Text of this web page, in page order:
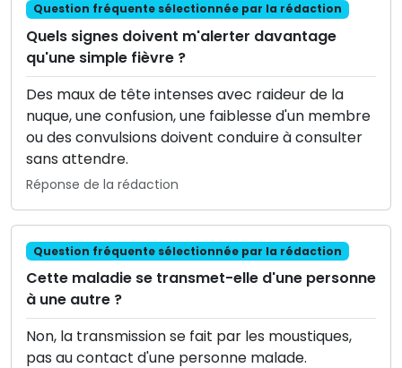
Question fréquente sélectionnée par la rédaction
Quels signes doivent m'alerter davantage
qu'une simple fièvre ?
Des maux de tête intenses avec raideur de la
nuque, une confusion, une faiblesse d'un membre
ou des convulsions doivent conduire à consulter
sans attendre.
Réponse de la rédaction
Question fréquente sélectionnée par la rédaction
Cette maladie se transmet-elle d'une personne
à une autre ?
Non, la transmission se fait par les moustiques,
pas au contact d'une personne malade.